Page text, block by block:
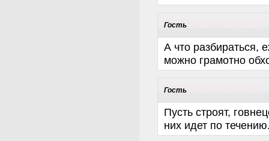
Гость
А что разбираться,
можно грамотно
Гость
Пусть строят,
них идет по